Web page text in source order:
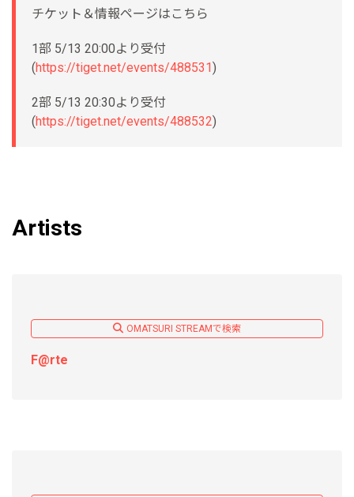
チケット＆情報ページはこちら
1部 5/13 20:00より受付
(https://tiget.net/events/488531)
2部 5/13 20:30より受付
(https://tiget.net/events/488532)
Artists
OMATSURI STREAMで検索
F@rte